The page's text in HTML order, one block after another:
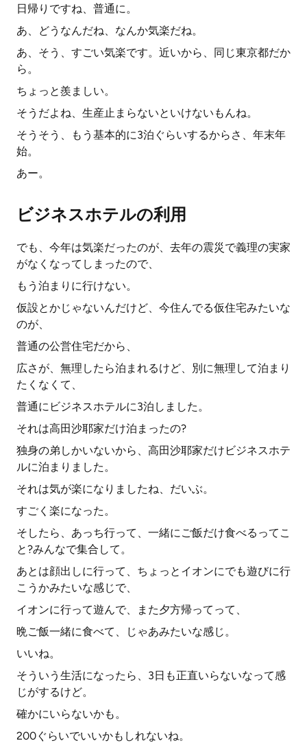
日帰りですね、普通に。
あ、どうなんだね、なんか気楽だね。
あ、そう、すごい気楽です。近いから、同じ東京都だか
ら。
ちょっと羨ましい。
そうだよね、生産止まらないといけないもんね。
そうそう、もう基本的に3泊ぐらいするからさ、年末年
始。
あー。
ビジネスホテルの利用
でも、今年は気楽だったのが、去年の震災で義理の実家
がなくなってしまったので、
もう泊まりに行けない。
仮設とかじゃないんだけど、今住んでる仮住宅みたいな
のが、
普通の公営住宅だから、
広さが、無理したら泊まれるけど、別に無理して泊まり
たくなくて、
普通にビジネスホテルに3泊しました。
それは高田沙耶家だけ泊まったの?
独身の弟しかいないから、高田沙耶家だけビジネスホテ
ルに泊まりました。
それは気が楽になりましたね、だいぶ。
すごく楽になった。
そしたら、あっち行って、一緒にご飯だけ食べるってこ
と?みんなで集合して。
あとは顔出しに行って、ちょっとイオンにでも遊びに行
こうかみたいな感じで、
イオンに行って遊んで、また夕方帰ってって、
晩ご飯一緒に食べて、じゃあみたいな感じ。
いいね。
そういう生活になったら、3日も正直いらないなって感
じがするけど。
確かにいらないかも。
200ぐらいでいいかもしれないね。